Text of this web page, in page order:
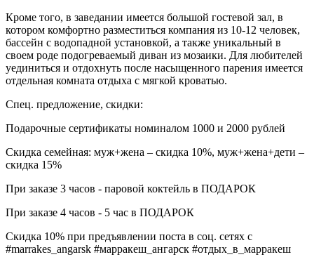
Кроме того, в заведании имеется большой гостевой зал, в
котором комфортно разместиться компания из 10-12 человек,
бассейн с водопадной установкой, а также уникальный в
своем роде подогреваемый диван из мозаики. Для любителей
уединиться и отдохнуть после насыщенного парения имеется
отдельная комната отдыха с мягкой кроватью.
Спец. предложение, скидки:
Подарочные сертификаты номиналом 1000 и 2000 рублей
Скидка семейная: муж+жена – скидка 10%, муж+жена+дети –
скидка 15%
При заказе 3 часов - паровой коктейль в ПОДАРОК
При заказе 4 часов - 5 час в ПОДАРОК
Скидка 10% при предъявлении поста в соц. сетях с
#marrakes_angarsk #марракеш_ангарск #отдых_в_марракеш